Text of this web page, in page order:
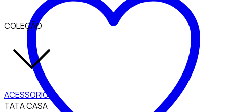
COLEÇÃO
ACESSÓRIOS
TATA CASA